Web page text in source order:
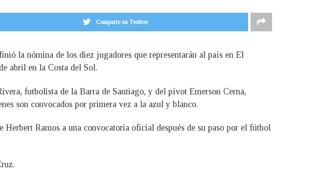
Comparte en Twitter
la nómina de los diez jugadores que representarán al país en El
abril en la Costa del Sol.
futbolista de la Barra de Santiago, y del pívot Emerson Cerna,
son convocados por primera vez a la azul y blanco.
Ramos a una convocatoria oficial después de su paso por el fútbol